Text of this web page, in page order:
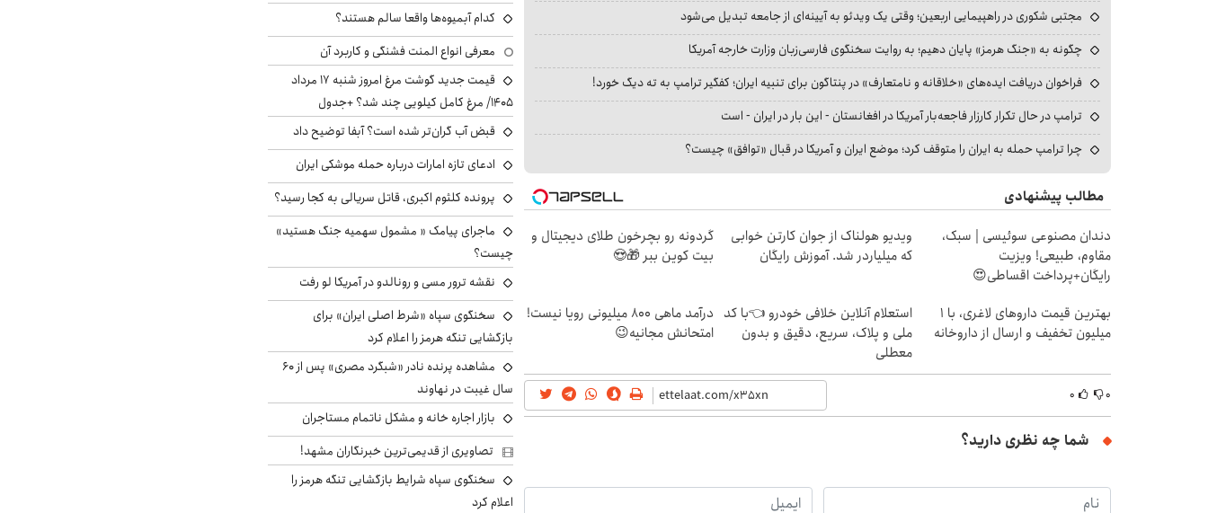
مجتبی شکوری در راهپیمایی اربعین؛ وقتی یک ویدئو به آیینه‌ای از جامعه تبدیل می‌شود
چگونه به «جنگ هرمز» پایان دهیم؛ به روایت سخنگوی فارسی‌زبان وزارت خارجه آمریکا
فراخوان دریافت ایده‌های «خلاقانه و نامتعارف» در پنتاگون برای تنبیه ایران؛ کفگیر ترامپ به ته دیگ خورد!
ترامپ در حال تکرار کارزار فاجعه‌بار آمریکا در افغانستان - این بار در ایران - است
چرا ترامپ حمله به ایران را متوقف کرد؛ موضع ایران و آمریکا در قبال «توافق» چیست؟
مطالب پیشنهادی
دندان مصنوعی سوئیسی | سبک،
مقاوم، طبیعی! ویزیت
رایگان+پرداخت اقساطی😍
ویدیو هولناک از جوان کارتن خوابی
که میلیاردر شد. آموزش رایگان
گردونه رو بچرخون طلای دیجیتال و
بیت کوین ببر 🎁😍
بهترین قیمت داروهای لاغری، با ۱
میلیون تخفیف و ارسال از داروخانه‌
استعلام آنلاین خلافی خودرو 👈با کد
ملی و پلاک، سریع، دقیق و بدون
معطلی
درآمد ماهی 800 میلیونی رویا نیست!
امتحانش مجانیه😉
۰ ۰
شما چه نظری دارید؟
کدام آبمیوه‌ها واقعا سالم هستند؟
معرفی انواع المنت فشنگی و کاربرد آن
قیمت جدید گوشت مرغ امروز شنبه ۱۷ مرداد
۱۴۰۵/ مرغ کامل کیلویی چند شد؟ +جدول
قبض آب گران‌تر شده است؟ آبفا توضیح داد
ادعای تازه امارات درباره حمله موشکی ایران
پرونده کلثوم اکبری، قاتل سریالی به کجا رسید؟
ماجرای پیامک « مشمول سهمیه جنگ هستید»
چیست؟
نقشه ترور مسی و رونالدو در آمریکا لو رفت
سخنگوی سپاه «شرط اصلی ایران» برای
بازگشایی تنگه هرمز را اعلام کرد
مشاهده پرنده نادر «شبگرد مصری» پس از ۶۰
سال غیبت در نهاوند
بازار اجاره خانه و مشکل ناتمام مستاجران
تصاویری از قدیمی‌ترین خبرنگاران مشهد!
سخنگوی سپاه شرایط بازگشایی تنگه هرمز را
اعلام کرد